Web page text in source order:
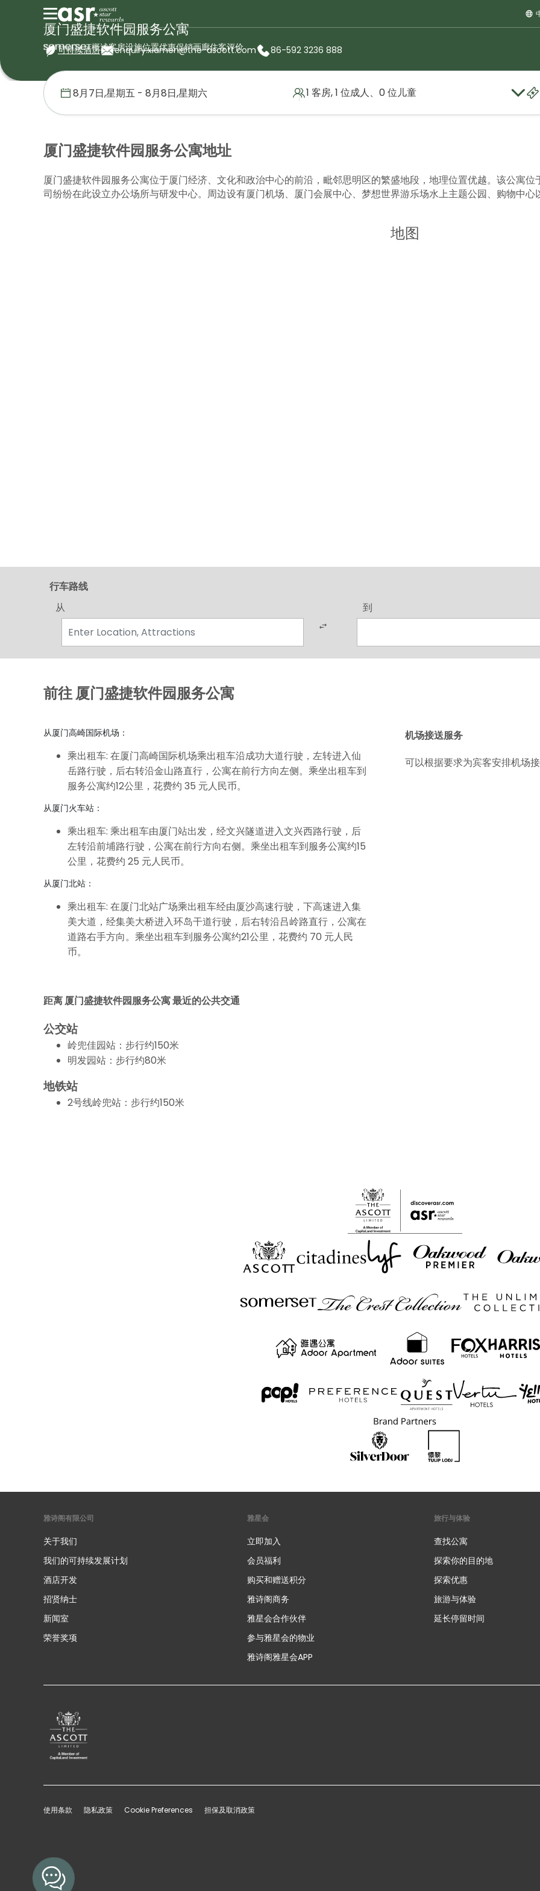
概述客房设施位置优惠促销画廊住客评价
1 客房, 1 位成人、0 位儿童
厦门盛捷软件园服务公寓
可持续酒店 enquiry.xiamen@the-ascott.com 86-592 3236 888
首页 盛捷服务公寓 中国 厦门盛捷软件园服务公寓
厦门盛捷软件园服务公寓地址
厦门盛捷软件园服务公寓位于厦门经济、文化和政治中心的前沿，毗邻思明区的繁盛地段，地理位置优越。该公寓
司纷纷在此设立办公场所与研发中心。周边设有厦门机场、厦门会展中心、梦想世界游乐场水上主题公园、购物中
地图
行车路线
从
到
前往 厦门盛捷软件园服务公寓
从厦门高崎国际机场：
乘出租车: 在厦门高崎国际机场乘出租车沿成功大道行驶，左转进入仙
岳路行驶，后右转沿金山路直行，公寓在前行方向左侧。乘坐出租车到
服务公寓约12公里，花费约 35 元人民币。
从厦门火车站：
乘出租车: 乘出租车由厦门站出发，经文兴隧道进入文兴西路行驶，后
左转沿前埔路行驶，公寓在前行方向右侧。乘坐出租车到服务公寓约15
公里，花费约 25 元人民币。
从厦门北站：
乘出租车: 在厦门北站广场乘出租车经由厦沙高速行驶，下高速进入集
美大道，经集美大桥进入环岛干道行驶，后右转沿吕岭路直行，公寓在
道路右手方向。乘坐出租车到服务公寓约21公里，花费约 70 元人民
币。
机场接送服务
可以根据要求为宾客安排机场
距离 厦门盛捷软件园服务公寓 最近的公共交通
公交站
岭兜佳园站：步行约150米
明发园站：步行约80米
地铁站
2号线岭兜站：步行约150米
雅诗阁有限公司
关于我们
我们的可持续发展计划
酒店开发
招贤纳士
新闻室
荣誉奖项
雅星会
立即加入
会员福利
购买和赠送积分
雅诗阁商务
雅星会合作伙伴
参与雅星会的物业
雅诗阁雅星会APP
旅行与体验
查找公寓
探索你的目的地
探索优惠
旅游与体验
延长停留时间
使用条款 隐私政策 Cookie Preferences 担保及取消政策